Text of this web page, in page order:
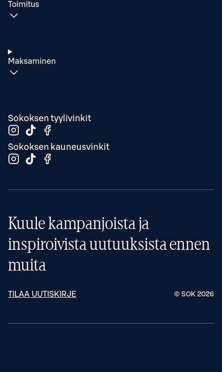
Toimitus
Maksaminen
Sokoksen tyylivinkit
Sokoksen kauneusvinkit
Kuule kampanjoista ja
inspiroivista uutuuksista ennen
muita
TILAA UUTISKIRJE © SOK 2026